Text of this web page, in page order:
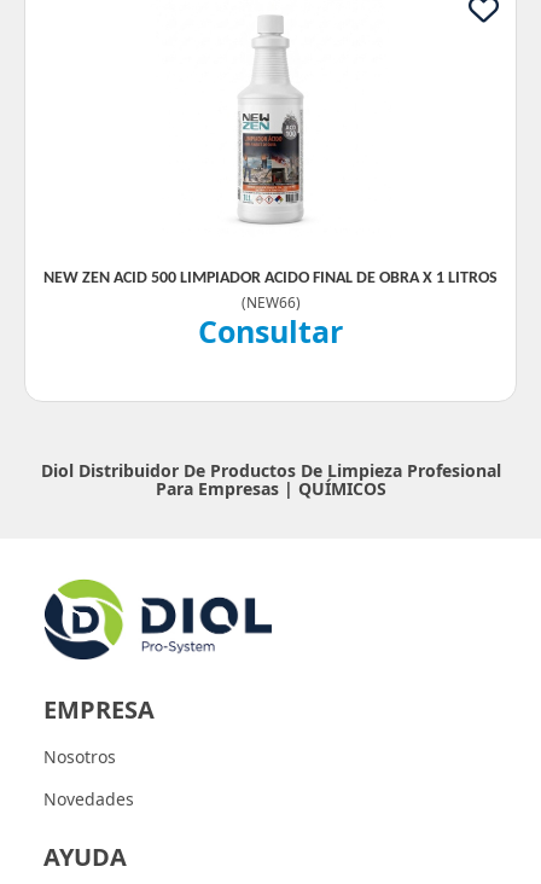
NEW ZEN ACID 500 LIMPIADOR ACIDO FINAL DE OBRA X 1 LITROS
(NEW66)
Consultar
Diol Distribuidor De Productos De Limpieza Profesional
Para Empresas | QUÍMICOS
EMPRESA
Nosotros
Novedades
AYUDA